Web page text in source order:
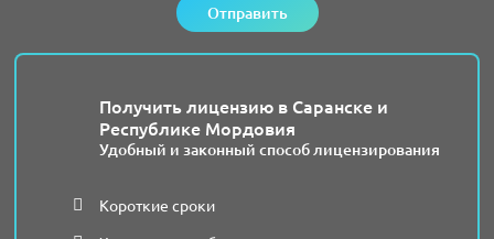
Отправить
Получить лицензию в Саранске и
Республике Мордовия
Удобный и законный способ лицензирования
Короткие сроки